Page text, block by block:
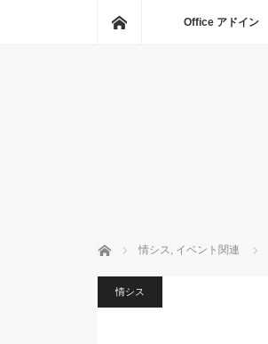
Office アドイン
ホーム 情シス, イベント関連
情シス